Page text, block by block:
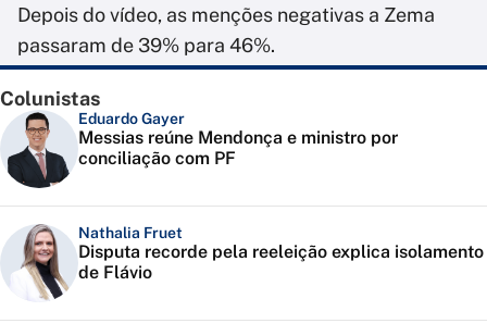
Depois do vídeo, as menções negativas a Zema
passaram de 39% para 46%.
Colunistas
Eduardo Gayer
Messias reúne Mendonça e ministro por
conciliação com PF
Nathalia Fruet
Disputa recorde pela reeleição explica isolamento
de Flávio